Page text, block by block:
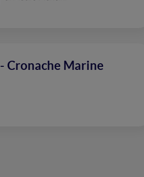
Cronache Marine